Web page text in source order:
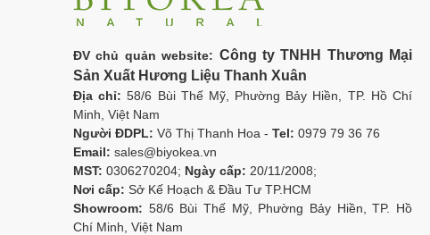
ĐV chủ quản website: Công ty TNHH Thương Mại
Sản Xuất Hương Liệu Thanh Xuân
Địa chỉ:58/6 Bùi Thế Mỹ, Phường Bảy Hiền, TP. Hồ Chí
Minh, Việt Nam
Người ĐDPL: Võ Thị Thanh Hoa - Tel: 0979 79 36 76
Email: sales@biyokea.vn
MST: 0306270204; Ngày cấp: 20/11/2008;
Nơi cấp: Sở Kế Hoạch & Đầu Tư TP.HCM
Showroom: 58/6 Bùi Thế Mỹ, Phường Bảy Hiền, TP. Hồ
Chí Minh, Việt Nam